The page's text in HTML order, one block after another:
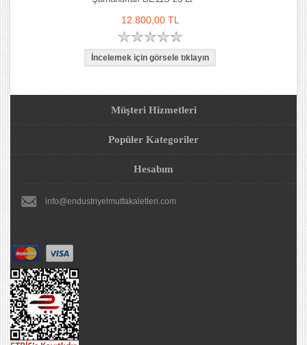
12.800,00 TL
Müşteri Hizmetleri
Popüler Kategoriler
Hesabım
info@endustriyelmutfakaletleri.com